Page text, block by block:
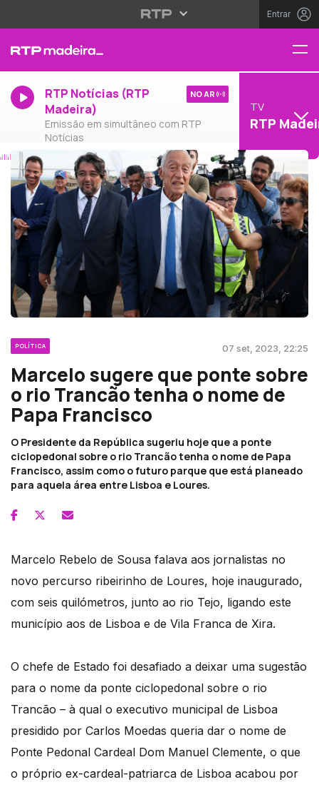
Entrar
RTP Notícias (RTP
Madeira)
Emissão em simultâneo com RTP
Notícias
NO AR
TV
RTP
POLÍTICA 07 set, 2023, 22:25
Marcelo sugere que ponte sobre
o rio Trancão tenha o nome de
Papa Francisco
O Presidente da República sugeriu hoje que a ponte
ciclopedonal sobre o rio Trancão tenha o nome de Papa
Francisco, assim como o futuro parque que está planeado
para aquela área entre Lisboa e Loures.
Marcelo Rebelo de Sousa falava aos jornalistas no
novo percurso ribeirinho de Loures, hoje inaugurado,
com seis quilómetros, junto ao rio Tejo, ligando este
município aos de Lisboa e de Vila Franca de Xira.
O chefe de Estado foi desafiado a deixar uma sugestão
para o nome da ponte ciclopedonal sobre o rio
Trancão – à qual o executivo municipal de Lisboa
presidido por Carlos Moedas queria dar o nome de
Ponte Pedonal Cardeal Dom Manuel Clemente, o que
o próprio ex-cardeal-patriarca de Lisboa acabou por